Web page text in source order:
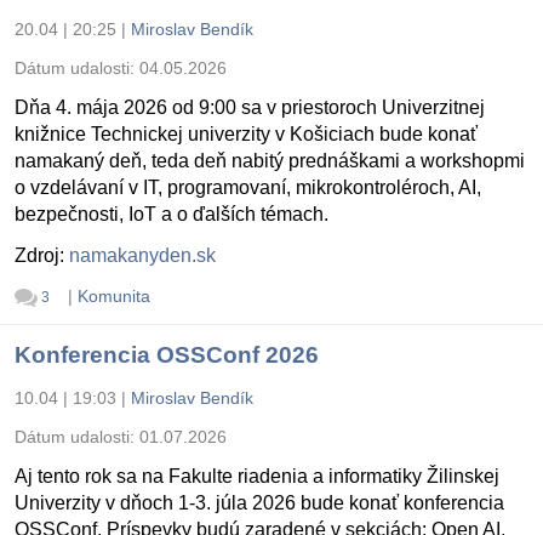
20.04 | 20:25 | Miroslav Bendík
Dátum udalosti: 04.05.2026
Dňa 4. mája 2026 od 9:00 sa v priestoroch Univerzitnej
knižnice Technickej univerzity v Košiciach bude konať
namakaný deň, teda deň nabitý prednáškami a workshopmi
o vzdelávaní v IT, programovaní, mikrokontroléroch, AI,
bezpečnosti, IoT a o ďalších témach.
Zdroj: namakanyden.sk
3 | Komunita
Konferencia OSSConf 2026
10.04 | 19:03 | Miroslav Bendík
Dátum udalosti: 01.07.2026
Aj tento rok sa na Fakulte riadenia a informatiky Žilinskej
Univerzity v dňoch 1-3. júla 2026 bude konať konferencia
OSSConf. Príspevky budú zaradené v sekciách: Open AI,